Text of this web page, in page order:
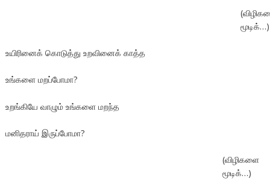
மூடிக்…)
உயிரினைக் கொடுத்து உறவினைக் காத்த
உங்களை மறப்போமா?
உறங்கியே வாழும் உங்களை மறந்த
மனிதராய் இருப்போமா?
(விழிகளை
மூடிக்…)